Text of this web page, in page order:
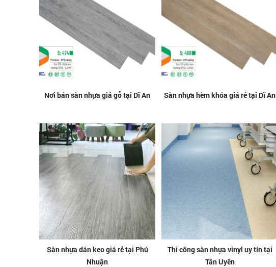
Nơi bán sàn nhựa giả gỗ tại Dĩ An Sàn nhựa hèm khóa giá rẻ tại Dĩ An
Sàn nhựa dán keo giá rẻ tại Phú
Nhuận
Thi công sàn nhựa vinyl uy tín tại
Tân Uyên